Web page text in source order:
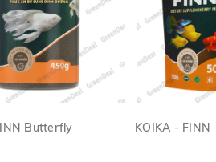
Butterfly KOIKA - FINN